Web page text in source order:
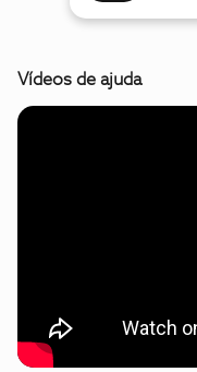
Vídeos de ajuda